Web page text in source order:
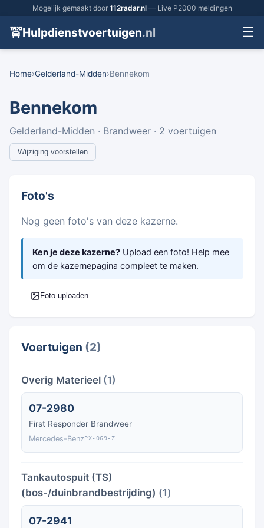
Mogelijk gemaakt door 112radar.nl— Live P2000 meldingen
🚖Hulpdienstvoertuigen.nl ☰
Home›Gelderland-Midden›Bennekom
Bennekom
Gelderland-Midden · Brandweer · 2 voertuigen
Wijziging voorstellen
Foto's
Nog geen foto's van deze kazerne.
Ken je deze kazerne? Upload een foto! Help mee
om de kazernepagina compleet te maken.
Foto uploaden
Voertuigen (2)
Overig Materieel (1)
07-2980
First Responder Brandweer
Mercedes-BenzPX-069-Z
Tankautospuit (TS)
(bos-/duinbrandbestrijding) (1)
07-2941